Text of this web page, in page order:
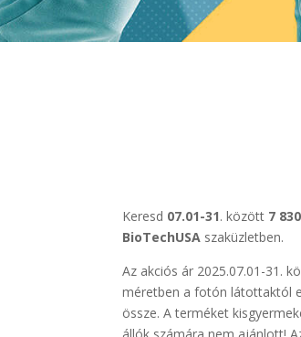
Keresd 07.01-31. között 7 830
BioTechUSA szaküzletben.
Az akciós ár 2025.07.01-31.
méretben a fotón látottaktól
össze. A terméket